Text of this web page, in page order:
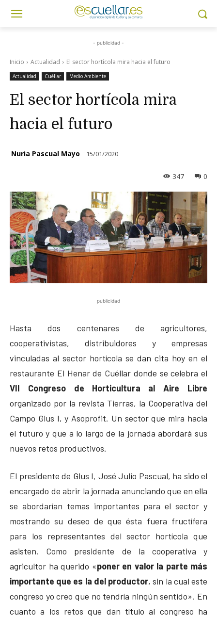
- publicidad -
Inicio Actualidad El sector hortícola mira hacia el futuro
Actualidad Cuéllar Medio Ambiente
El sector hortícola mira
hacia el futuro
Nuria Pascual Mayo 15/01/2020
0
347
publicidad
Hasta dos centenares de agricultores,
cooperativistas, distribuidores y empresas
vinculadas al sector hortícola se dan cita hoy en el
restaurante El Henar de Cuéllar donde se celebra el
VII Congreso de Horticultura al Aire Libre
organizado por la revista Tierras, la Cooperativa del
Campo Glus I, y Asoprofit. Un sector que mira hacia
el futuro y que a lo largo de la jornada abordará sus
nuevos retos productivos.
El presidente de Glus I, José Julio Pascual, ha sido el
encargado de abrir la jornada anunciando que en ella
se abordarían temas importantes para el sector y
mostrando su deseo de que ésta fuera fructífera
para los representantes del sector hortícola que
asisten. Como presidente de la cooperativa y
agricultor ha querido «poner en valor la parte más
importante que es la del productor, sin la cual este
congreso yo creo que no tendría ningún sentido». En
cuanto a los retos que dan título al congreso ha